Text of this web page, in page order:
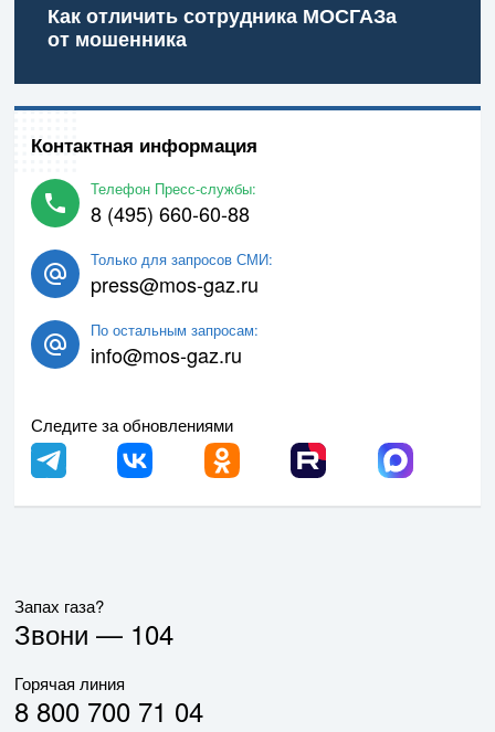
Как отличить сотрудника МОСГАЗа
от мошенника
Контактная информация
Телефон Пресс-службы:
8 (495) 660-60-88
Только для запросов СМИ:
press@mos-gaz.ru
По остальным запросам:
info@mos-gaz.ru
Следите за обновлениями
Запах газа?
Звони — 104
Горячая линия
8 800 700 71 04